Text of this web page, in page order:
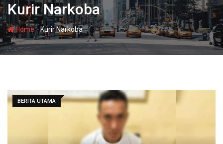
Kurir Narkoba
Home-Kurir Narkoba
BERITA UTAMA